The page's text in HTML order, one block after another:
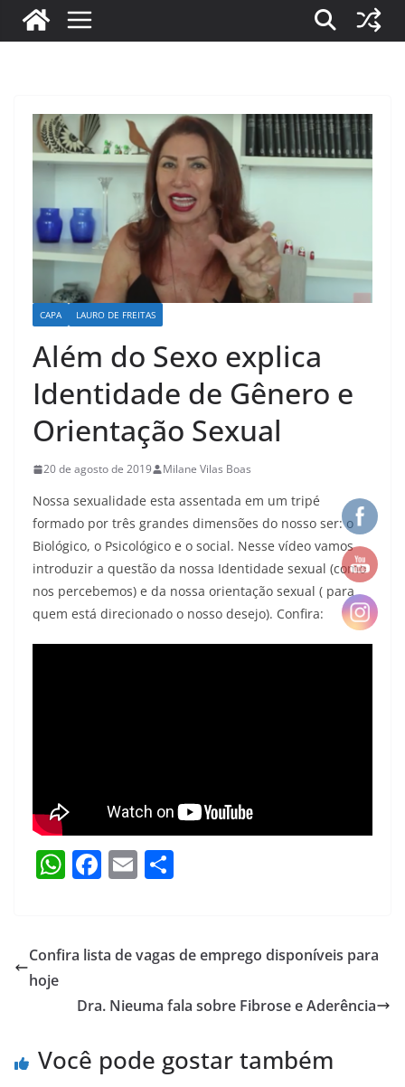
CAPA LAURO DE FREITAS
Além do Sexo explica
Identidade de Gênero e
Orientação Sexual
20 de agosto de 2019 Milane Vilas Boas
Nossa sexualidade esta assentada em um tripé
formado por três grandes dimensões do nosso ser: o
Biológico, o Psicológico e o social. Nesse vídeo vamos
introduzir a questão da nossa Identidade sexual (como
nos percebemos) e da nossa orientação sexual ( para
quem está direcionado o nosso desejo). Confira:
W
s
p
F
e
o
k
E
l e
Confira lista de vagas de emprego disponíveis para
hoje
Dra. Nieuma fala sobre Fibrose e Aderência
Você pode gostar também